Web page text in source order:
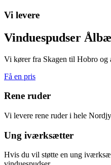
Vi levere
Vinduespudser
Vi kører fra Skagen til Hobro og
Få en pris
Rene ruder
Vi levere rene ruder i hele
Ung iværksætter
Hvis du vil støtte en ung